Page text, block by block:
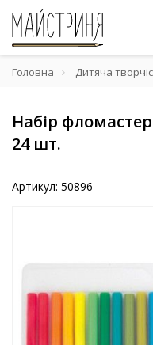
Головна Дитяча
Набір
24 шт.
Артикул: 50896